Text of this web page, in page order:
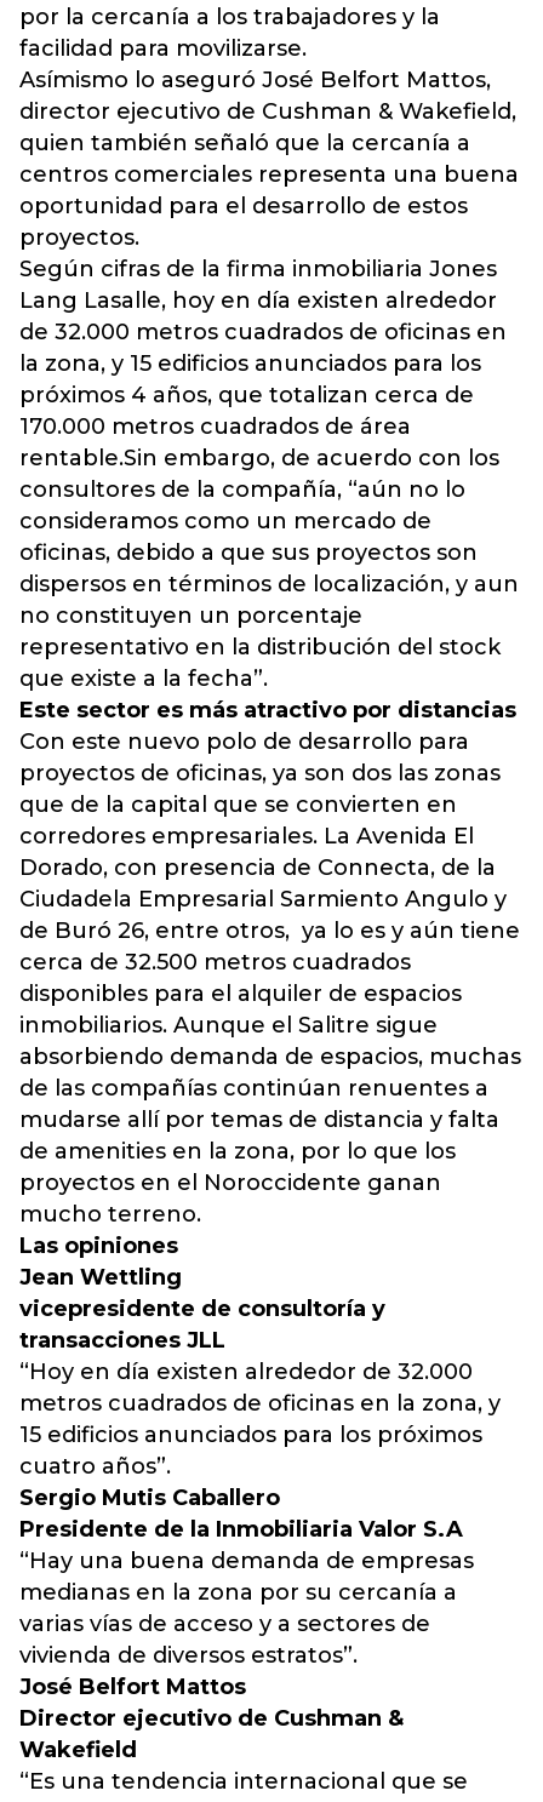
por la cercanía a los trabajadores y la
facilidad para movilizarse.
Asímismo lo aseguró José Belfort Mattos,
director ejecutivo de Cushman & Wakefield,
quien también señaló que la cercanía a
centros comerciales representa una buena
oportunidad para el desarrollo de estos
proyectos.
Según cifras de la firma inmobiliaria Jones
Lang Lasalle, hoy en día existen alrededor
de 32.000 metros cuadrados de oficinas en
la zona, y 15 edificios anunciados para los
próximos 4 años, que totalizan cerca de
170.000 metros cuadrados de área
rentable.Sin embargo, de acuerdo con los
consultores de la compañía, “aún no lo
consideramos como un mercado de
oficinas, debido a que sus proyectos son
dispersos en términos de localización, y aun
no constituyen un porcentaje
representativo en la distribución del stock
que existe a la fecha”.
Este sector es más atractivo por distancias
Con este nuevo polo de desarrollo para
proyectos de oficinas, ya son dos las zonas
que de la capital que se convierten en
corredores empresariales. La Avenida El
Dorado, con presencia de Connecta, de la
Ciudadela Empresarial Sarmiento Angulo y
de Buró 26, entre otros, ya lo es y aún tiene
cerca de 32.500 metros cuadrados
disponibles para el alquiler de espacios
inmobiliarios. Aunque el Salitre sigue
absorbiendo demanda de espacios, muchas
de las compañías continúan renuentes a
mudarse allí por temas de distancia y falta
de amenities en la zona, por lo que los
proyectos en el Noroccidente ganan
mucho terreno.
Las opiniones
Jean Wettling
vicepresidente de consultoría y
transacciones JLL
“Hoy en día existen alrededor de 32.000
metros cuadrados de oficinas en la zona, y
15 edificios anunciados para los próximos
cuatro años”.
Sergio Mutis Caballero
Presidente de la Inmobiliaria Valor S.A
“Hay una buena demanda de empresas
medianas en la zona por su cercanía a
varias vías de acceso y a sectores de
vivienda de diversos estratos”.
José Belfort Mattos
Director ejecutivo de Cushman &
Wakefield
“Es una tendencia internacional que se